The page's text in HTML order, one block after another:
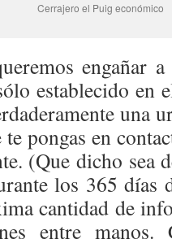
Cerrajero el Puig económico
engañar
establecido en
una
pongas en
(Que dicho sea
los 365 días
cantidad de
entre manos.